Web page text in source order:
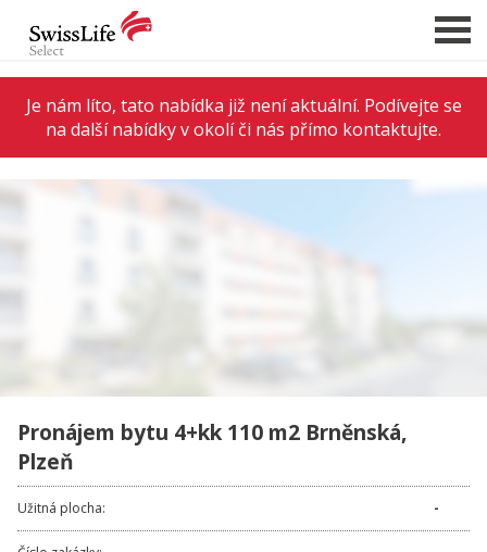
NABÍDKA NEMOVITOSTÍ
CHCI PRODAT / PRONAJMOUT
HLÍDAT NOVÉ NABÍDKY
REFERENCE
SLUŽBY
FINANCOVÁNÍ / HYPOTÉKA
KONTAKT
Je nám líto, tato nabídka již není aktuální. Podívejte se
na další nabídky v okolí či nás přímo kontaktujte.
Pronájem bytu 4+kk 110 m2 Brněnská,
Plzeň
Užitná plocha: -